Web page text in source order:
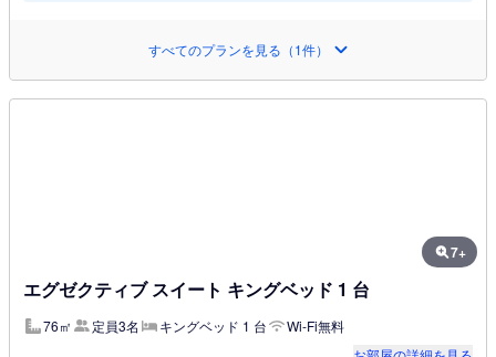
すべてのプランを見る（1件）
7+
エグゼクティブ スイート キングベッド 1 台
76㎡ 定員3名 キングベッド 1 台
Wi-Fi無料